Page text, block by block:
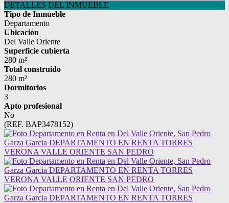
DETALLES DEL INMUEBLE
Tipo de Inmueble
Departamento
Ubicación
Del Valle Oriente
Superficie cubierta
280 m²
Total construido
280 m²
Dormitorios
3
Apto profesional
No
(REF. BAP3478152)